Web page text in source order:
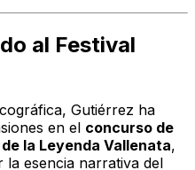
al Festival
Gutiérrez ha
en el concurso de
la Leyenda Vallenata,
la esencia narrativa del